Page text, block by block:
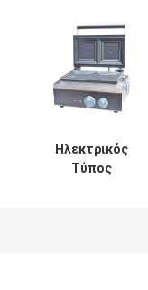
Ηλεκτρικός
Τύπος